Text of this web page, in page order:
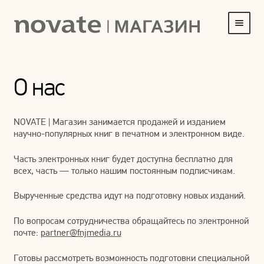
Перейти
Перейти
HOME
КОРЗИНА
МОЯ УЧЕТНАЯ ЗАПИСЬ
О НАС
ОБОИ
ОФОРМИТЬ ЗАКАЗ
О нас
NOVATE | Магазин занимается продажей и изданием
научно-популярных книг в печатном и электронном виде.
Часть электронных книг будет доступна бесплатно для
всех, часть — только нашим постоянным подписчикам.
Вырученные средства идут на подготовку новых изданий.
По вопросам сотрудничества обращайтесь по электронной
почте: partner@fnjmedia.ru
Готовы рассмотреть возможность подготовки специальной